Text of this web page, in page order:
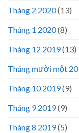
Tháng 2 2020(13)
Tháng 1 2020(8)
Tháng 12 2019(13)
Tháng mười một
Tháng 10 2019(9)
Tháng 9 2019(9)
Tháng 8 2019(5)